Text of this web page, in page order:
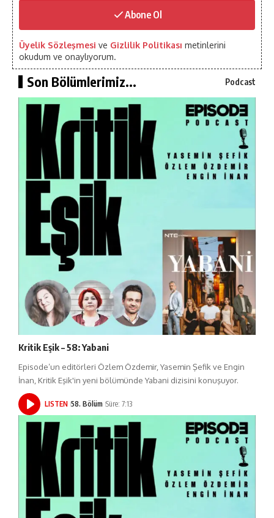
Abone Ol
Üyelik Sözleşmesi ve Gizlilik Politikası metinlerini
okudum ve onaylıyorum.
Son Bölümlerimiz... Podcast
Kritik Eşik – 58: Yabani
Episode’un editörleri Özlem Özdemir, Yasemin Şefik ve Engin
İnan, Kritik Eşik'in yeni bölümünde Yabani dizisini konuşuyor.
LISTEN 58. Bölüm Süre: 7:13